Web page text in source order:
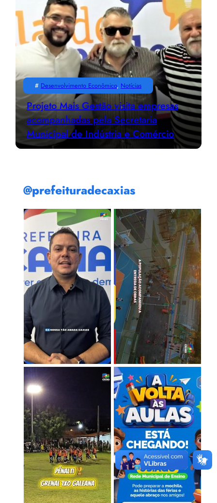
# Desenvolvimento Econômico, Notícias
Projeto Mais Gestão visita empresas
acompanhadas pela Secretaria
Municipal de Indústria e Comércio
@prefeituradecaxias